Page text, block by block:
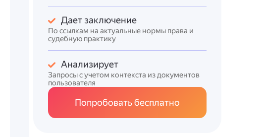
Дает заключение
По ссылкам на актуальные нормы права и
судебную практику
Анализирует
Запросы с учетом контекста из документов
пользователя
Попробовать бесплатно